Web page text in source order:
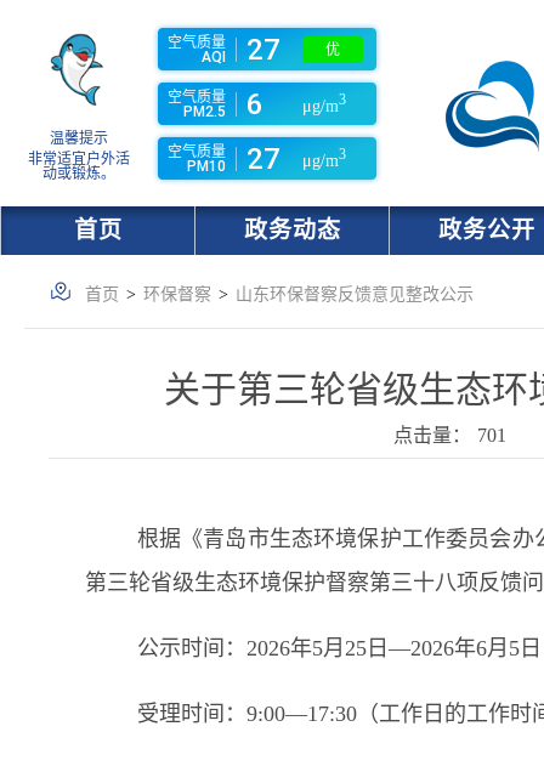
温馨提示
非常适宜户外活
动或锻炼。
空气质量
AQI
27 优
空气质量
PM2.5
6 μg/m3
空气质量
PM10
27 μg/m3
首页 政务动态 政务公开
首页 > 环保督察 > 山东环保督察反馈意见整改公示
关于第三轮省级生态
点击量： 701
根据《青岛市生态环境保护工作委员会
第三轮省级生态环境保护督察第三十八项反馈
公示时间： 2026年5月25日—2026年6月5日
受理时间： 9:00—17:30（工作日的工作时